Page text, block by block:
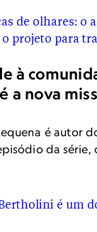
à
a nova
é autor
da série,